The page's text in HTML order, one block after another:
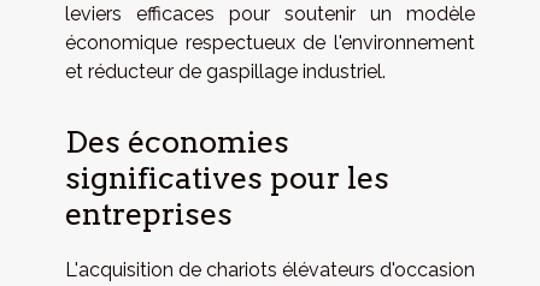
leviers efficaces pour soutenir un modèle
économique respectueux de l'environnement
et réducteur de gaspillage industriel.
Des économies
significatives pour les
entreprises
L'acquisition de chariots élévateurs d'occasion